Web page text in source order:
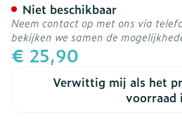
€ 25,90
Verwittig mij als het
voorraad
Niet beschikbaar
Neem contact op met ons via
bekijken we samen de